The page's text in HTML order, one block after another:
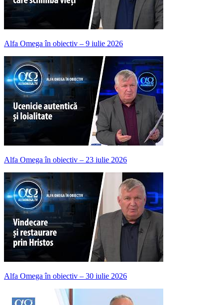
Alfa Omega în obiectiv – 9 iulie 2026
Alfa Omega în obiectiv – 23 iulie 2026
Alfa Omega în obiectiv – 30 iulie 2026